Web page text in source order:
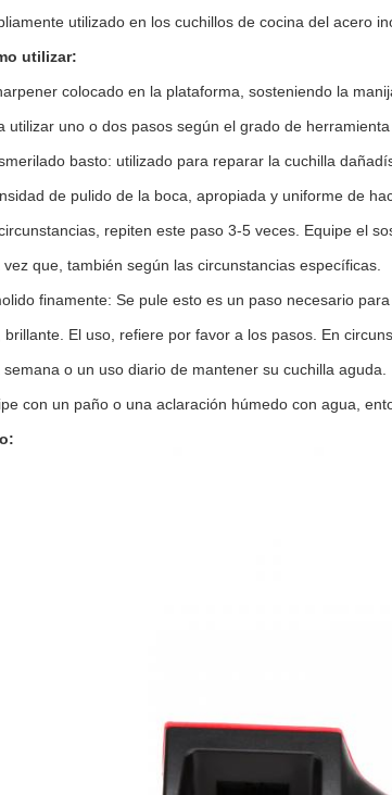
utilizado en los cuchillos de cocina del acero
utilizar:
colocado en la plataforma, sosteniendo la
utilizar uno o dos pasos según el grado de
basto: utilizado para reparar la cuchilla
de pulido de la boca, apropiada y uniforme de
repiten este paso 3-5 veces. Equipe el
vez que, también según las circunstancias específicas.
finamente: Se pule esto es un paso necesario
brillante. El uso, refiere por favor a los pasos. En
semana o un uso diario de mantener su cuchilla aguda.
con un paño o una aclaración húmedo con agua,